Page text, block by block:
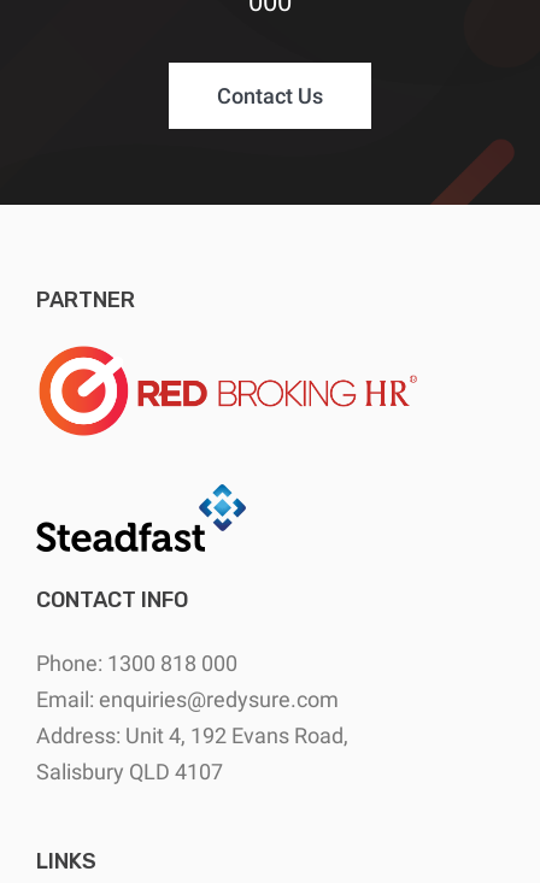
Contact Us
PARTNER
CONTACT INFO
Phone: 1300 818 000
Email: enquiries@redysure.com
Address: Unit 4, 192 Evans Road,
Salisbury QLD 4107
LINKS